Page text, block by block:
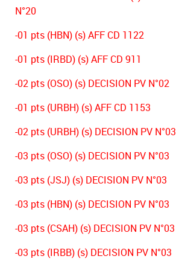
N°20
-01 pts (HBN) (s) AFF CD 1122
-01 pts (IRBD) (s) AFF CD 911
-02 pts (OSO) (s) DECISION PV N°02
-01 pts (URBH) (s) AFF CD 1153
-02 pts (URBH) (s) DECISION PV N°03
-03 pts (OSO) (s) DECISION PV N°03
-03 pts (JSJ) (s) DECISION PV N°03
-03 pts (HBN) (s) DECISION PV N°03
-03 pts (CSAH) (s) DECISION PV N°03
-03 pts (IRBB) (s) DECISION PV N°03